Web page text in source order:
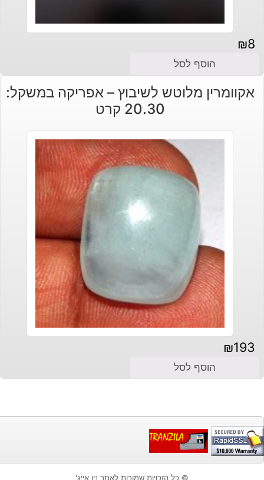
₪8
הוסף לסל
אקוומרין מלוטש לשיבוץ – אפריקה במשקל:
20.30 קרט
₪193
הוסף לסל
© כל הזכויות שמורות לאתר ניו אייג'